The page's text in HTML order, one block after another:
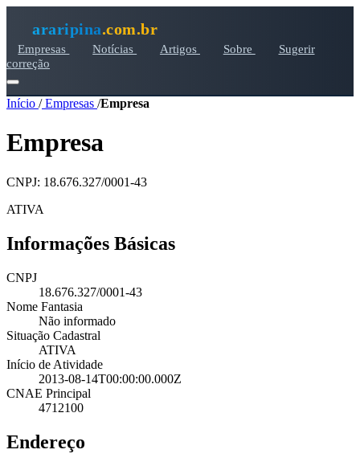
araripina.com.br
Empresas Notícias Artigos Sobre
Sugerir
correção
Início /Empresas /Empresa
Empresa
CNPJ: 18.676.327/0001-43
ATIVA
Informações Básicas
CNPJ
18.676.327/0001-43
Nome Fantasia
Não informado
Situação Cadastral
ATIVA
Início de Atividade
2013-08-14T00:00:00.000Z
CNAE Principal
4712100
Endereço